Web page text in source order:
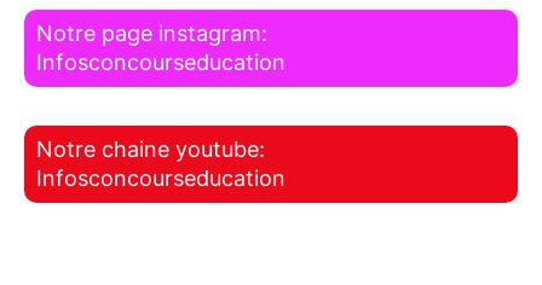
Notre page instagram:
Infosconcourseducation
Notre chaine youtube:
Infosconcourseducation